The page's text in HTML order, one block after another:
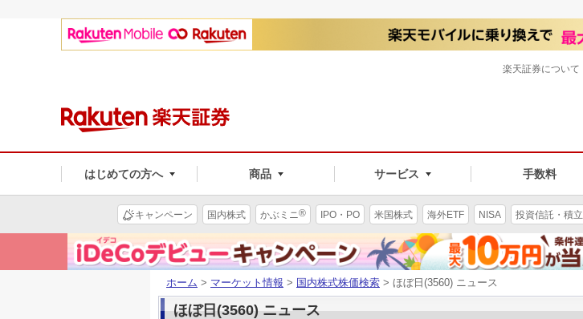
はじめての方へ 商品 サービス 手数料
楽天証券について
キャンペーン 国内株式 かぶミニ® IPO・PO 米国株式 海外ETF NISA 投資信託・積立
ホーム > マーケット情報 > 国内株式株価検索 > ほぼ日(3560) ニュース
ほぼ日(3560) ニュース